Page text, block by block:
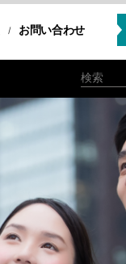
お問い合わせ